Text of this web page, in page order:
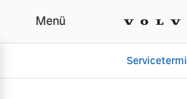
Aktuelle
Menü